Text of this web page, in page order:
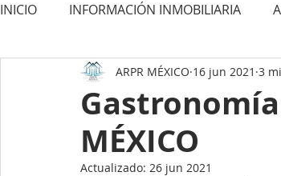
INICIO INFORMACIÓN INMOBILIARIA
Datos asombrosos de México
Como preparar tu casa para la venta
MÉXICO
ARPR MÉXICO 16 jun 2021 3
Actualizado: 26 jun 2021